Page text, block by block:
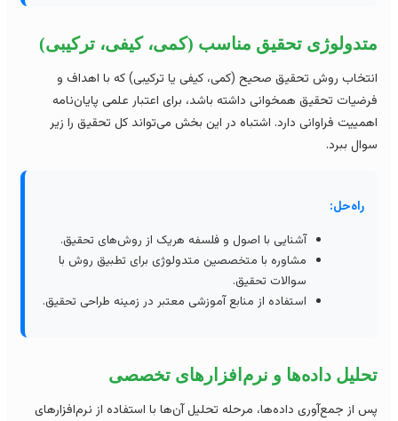
تحقیق مناسب (کمی، کیفی، ترکیبی)
روش تحقیق صحیح (کمی، کیفی یا ترکیبی) که با اهداف و
تحقیق همخوانی داشته باشد، برای اعتبار علمی پایان‌نامه
فراوانی دارد. اشتباه در این بخش می‌تواند کل تحقیق را زیر
ببرد.
راه‌حل:
آشنایی با اصول و فلسفه هریک از روش‌های تحقیق.
مشاوره با متخصصین متدولوژی برای تطبیق روش با
سوالات تحقیق.
استفاده از منابع آموزشی معتبر در زمینه طراحی تحقیق.
داده‌ها و نرم‌افزارهای تخصصی
از جمع‌آوری داده‌ها، مرحله تحلیل آن‌ها با استفاده از نرم‌افزارهای